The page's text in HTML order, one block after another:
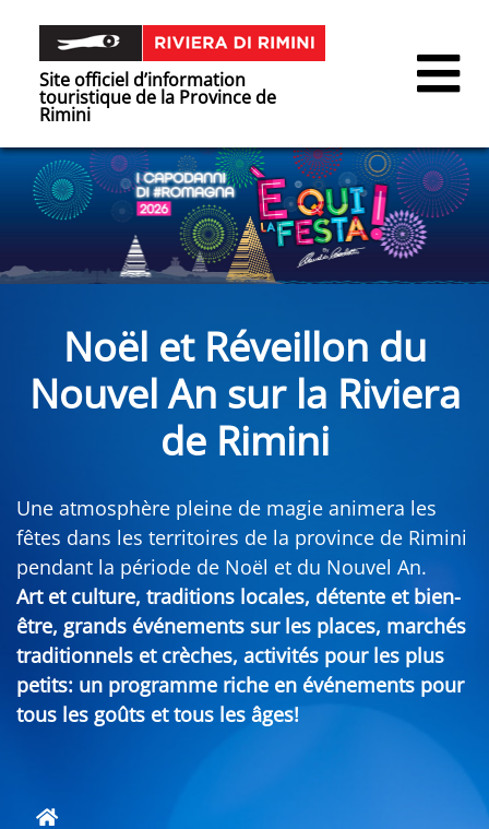
Site officiel d’information
touristique de la Province de
Rimini
Noël et Réveillon du
Nouvel An sur la Riviera
de Rimini
Une atmosphère pleine de magie animera les
fêtes dans les territoires de la province de Rimini
pendant la période de Noël et du Nouvel An.
Art et culture, traditions locales, détente et bien-
être, grands événements sur les places, marchés
traditionnels et crèches, activités pour les plus
petits: un programme riche en événements pour
tous les goûts et tous les âges!